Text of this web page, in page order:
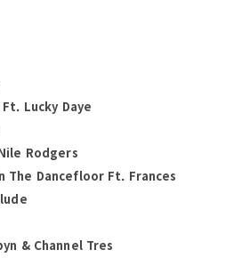
Lucky Daye
Rodgers
The Dancefloor Ft. Frances
& Channel Tres